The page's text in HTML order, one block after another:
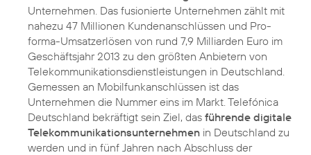
Unternehmen. Das fusionierte Unternehmen zählt mit
nahezu 47 Millionen Kundenanschlüssen und Pro-
forma-Umsatzerlösen von rund 7,9 Milliarden Euro im
Geschäftsjahr 2013 zu den größten Anbietern von
Telekommunikationsdienstleistungen in Deutschland.
Gemessen an Mobilfunkanschlüssen ist das
Unternehmen die Nummer eins im Markt. Telefónica
Deutschland bekräftigt sein Ziel, das führende digitale
Telekommunikationsunternehmen in Deutschland zu
werden und in fünf Jahren nach Abschluss der